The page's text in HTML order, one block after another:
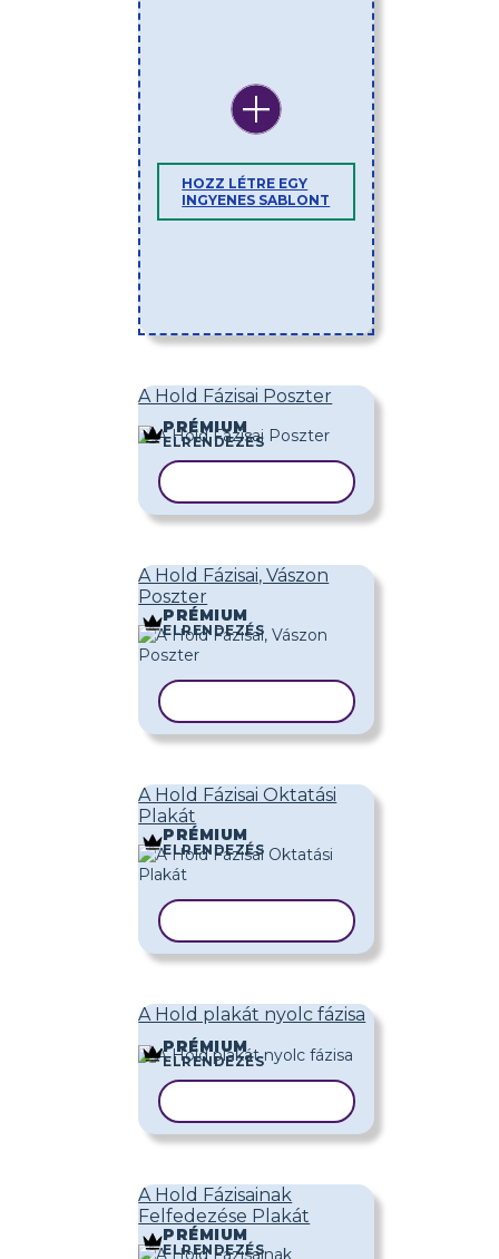
HOZZ LÉTRE EGY
INGYENES SABLONT
A Hold Fázisai Poszter
PRÉMIUM
ELRENDEZÉS
A Hold Fázisai, Vászon
Poszter
PRÉMIUM
ELRENDEZÉS
A Hold Fázisai Oktatási
Plakát
PRÉMIUM
ELRENDEZÉS
A Hold plakát nyolc fázisa
PRÉMIUM
ELRENDEZÉS
A Hold Fázisainak
Felfedezése Plakát
PRÉMIUM
ELRENDEZÉS